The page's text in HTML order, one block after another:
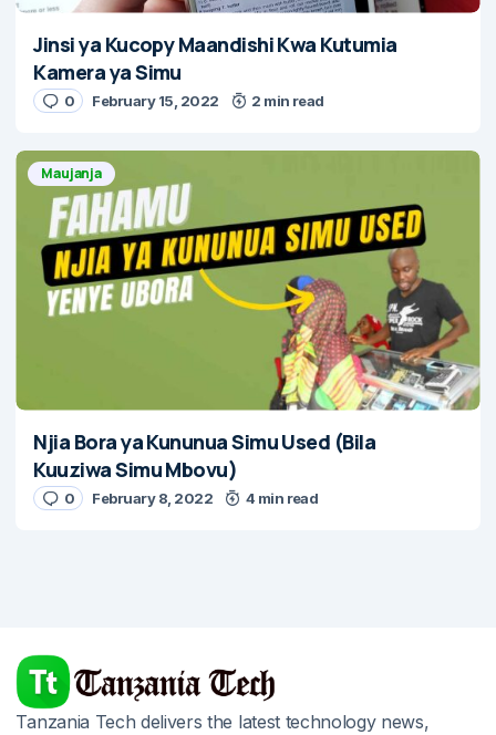
Jinsi ya Kucopy Maandishi Kwa Kutumia
Kamera ya Simu
0 February 15, 2022 2 min read
Maujanja
Njia Bora ya Kununua Simu Used (Bila
Kuuziwa Simu Mbovu)
0 February 8, 2022 4 min read
Tanzania Tech delivers the latest technology news,